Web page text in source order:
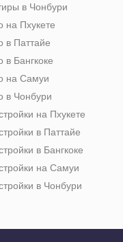
в Чонбури
на Пхукете
в Паттайе
в Бангкоке
на Самуи
в Чонбури
на Пхукете
в Паттайе
в Бангкоке
на Самуи
в Чонбури